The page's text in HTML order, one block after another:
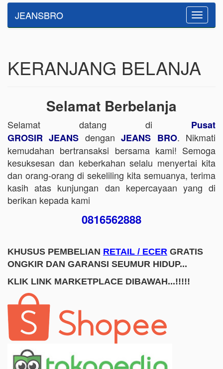
Toggle
JEANSBRO
KERANJANG BELANJA
Selamat Berbelanja
Selamat datang di Pusat
GROSIR JEANS denganJEANS BRO. Nikmati
kemudahan bertransaksi bersama kami! Semoga
kesuksesan dan keberkahan selalu menyertai kita
dan orang-orang di sekeliling kita semuanya, terima
kasih atas kunjungan dan kepercayaan yang di
berikan kepada kami
0816562888
KHUSUS PEMBELIAN RETAIL / ECER GRATIS
ONGKIR DAN GARANSI SEUMUR HIDUP...
KLIK LINK MARKETPLACE DIBAWAH...!!!!!